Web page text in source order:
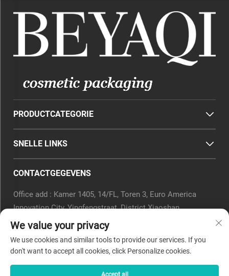
PRODUCTCATEGORIE
SNELLE LINKS
CONTACTGEGEVENS
Office add : Kamer 1405, 14/FL, Toren 3, Euro America
Innovation City, Yingfengstraat, District Xiaoshan,
Hangzhou, Provincie Zhejiang, China.
[email protected]
Tel.:0571-82266375
We value your privacy
We use cookies and similar tools to provide our services. If you
don't want to accept all cookies, click Personalize cookies.
Accept all